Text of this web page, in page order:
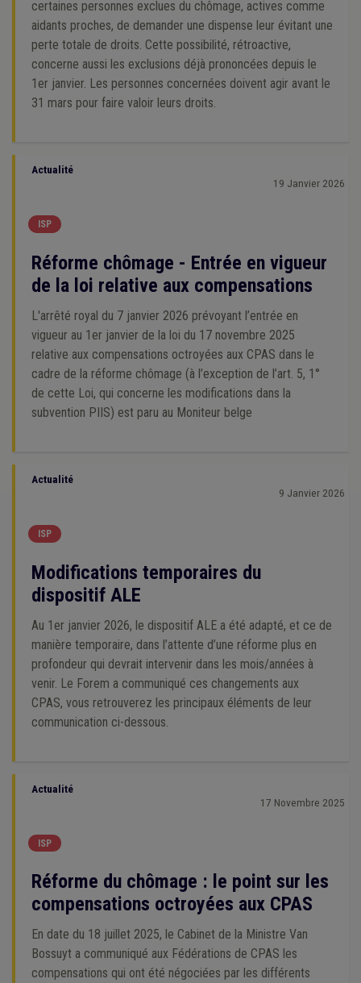
certaines personnes exclues du chômage, actives comme
aidants proches, de demander une dispense leur évitant une
perte totale de droits. Cette possibilité, rétroactive,
concerne aussi les exclusions déjà prononcées depuis le
1er janvier. Les personnes concernées doivent agir avant le
31 mars pour faire valoir leurs droits.
Actualité
19 Janvier 2026
ISP
Réforme chômage - Entrée en vigueur
de la loi relative aux compensations
L'arrêté royal du 7 janvier 2026 prévoyant l’entrée en
vigueur au 1er janvier de la loi du 17 novembre 2025
relative aux compensations octroyées aux CPAS dans le
cadre de la réforme chômage (à l’exception de l’art. 5, 1°
de cette Loi, qui concerne les modifications dans la
subvention PIIS) est paru au Moniteur belge
Actualité
9 Janvier 2026
ISP
Modifications temporaires du
dispositif ALE
Au 1er janvier 2026, le dispositif ALE a été adapté, et ce de
manière temporaire, dans l’attente d’une réforme plus en
profondeur qui devrait intervenir dans les mois/années à
venir. Le Forem a communiqué ces changements aux
CPAS, vous retrouverez les principaux éléments de leur
communication ci-dessous.
Actualité
17 Novembre 2025
ISP
Réforme du chômage : le point sur les
compensations octroyées aux CPAS
En date du 18 juillet 2025, le Cabinet de la Ministre Van
Bossuyt a communiqué aux Fédérations de CPAS les
compensations qui ont été négociées par les différents